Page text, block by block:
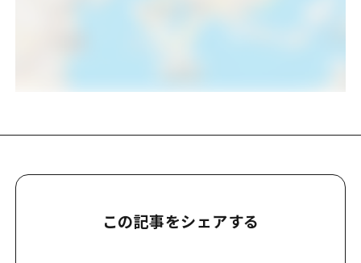
この記事をシェアする